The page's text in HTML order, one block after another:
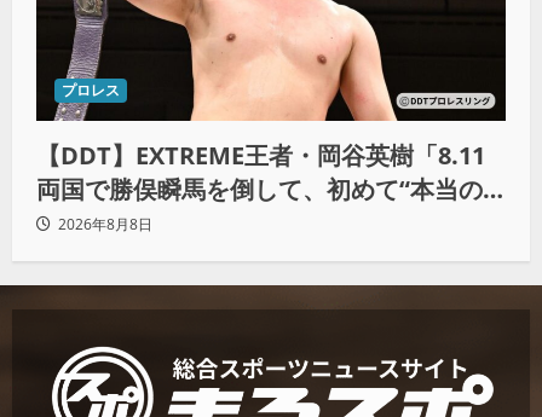
プロレス
【DDT】EXTREME王者・岡谷英樹「8.11
両国で勝俣瞬馬を倒して、初めて“本当の
王者”になれる」
2026年8月8日